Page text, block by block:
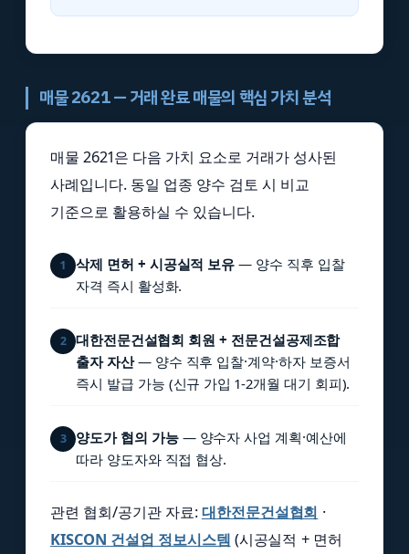
매물 2621 — 거래 완료 매물의 핵심 가치 분석
매물 2621은 다음 가치 요소로 거래가 성사된
사례입니다. 동일 업종 양수 검토 시 비교
기준으로 활용하실 수 있습니다.
1 삭제 면허 + 시공실적 보유 — 양수 직후 입찰
자격 즉시 활성화.
2
대한전문건설협회 회원 + 전문건설공제조합
출자 자산— 양수 직후 입찰·계약·하자 보증서
즉시 발급 가능 (신규 가입 1-2개월 대기 회피).
3 양도가 협의 가능— 양수자 사업 계획·예산에
따라 양도자와 직접 협상.
관련 협회/공기관 자료:대한전문건설협회 ·
KISCON 건설업 정보시스템 (시공실적 + 면허